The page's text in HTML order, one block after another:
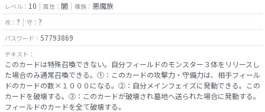
レベル： 10 属性： 闇 種族： 悪魔族
攻： ? 守： ?
パスワード： 57793869
テキスト：
このカードは特殊召喚できない。自分フィールドのモンスター３体をリリースし
た場合のみ通常召喚できる。①：このカードの攻撃力・守備力は、相手フィール
ドのカードの数×１０００になる。②：自分メインフェイズに発動できる。この
カードを破壊する。③：このカードが破壊され墓地へ送られた場合に発動する。
フィールドのカードを全て破壊する。